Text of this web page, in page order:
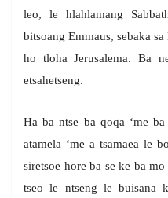
leo, le hlahlamang
bitsoang Emmaus, sebaka
ho tloha Jerusalema. Ba
etsahetseng.
Ha ba ntse ba qoqa ‘me
atamela ‘me a tsamaea le
siretsoe hore ba se ke ba
tseo le ntseng le buisana